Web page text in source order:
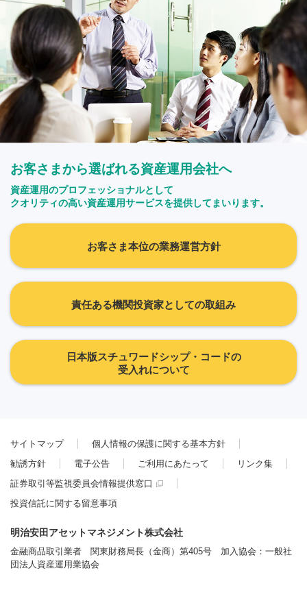
お客さまから選ばれる資産運用会社へ
資産運用のプロフェッショナルとして
クオリティの高い資産運用サービスを提供してまいります。
お客さま本位の業務運営方針
責任ある機関投資家としての取組み
日本版スチュワードシップ・コードの
受入れについて
サイトマップ
個人情報の保護に関する基本方針
勧誘方針
電子公告 ご利用にあたって
リンク集
証券取引等監視委員会情報提供窓口
投資信託に関する留意事項
明治安田アセットマネジメント株式会社
金融商品取引業者 関東財務局長（金商）第405号 加入協会：一般社
団法人資産運用業協会